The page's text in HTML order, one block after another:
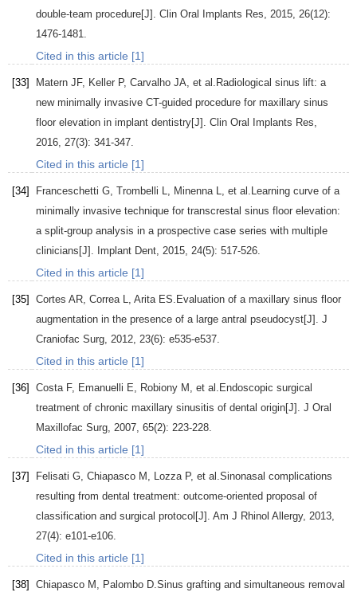
double-team procedure[J]. Clin Oral Implants Res, 2015, 26(12):
1476-1481.
Cited in this article [1]
[33] Matern JF, Keller P, Carvalho JA, et al.Radiological sinus lift: a
new minimally invasive CT-guided procedure for maxillary sinus
floor elevation in implant dentistry[J]. Clin Oral Implants Res,
2016, 27(3): 341-347.
Cited in this article [1]
[34] Franceschetti G, Trombelli L, Minenna L, et al.Learning curve of a
minimally invasive technique for transcrestal sinus floor elevation:
a split-group analysis in a prospective case series with multiple
clinicians[J]. Implant Dent, 2015, 24(5): 517-526.
Cited in this article [1]
[35] Cortes AR, Correa L, Arita ES.Evaluation of a maxillary sinus floor
augmentation in the presence of a large antral pseudocyst[J]. J
Craniofac Surg, 2012, 23(6): e535-e537.
Cited in this article [1]
[36] Costa F, Emanuelli E, Robiony M , et al.Endoscopic surgical
treatment of chronic maxillary sinusitis of dental origin[J]. J Oral
Maxillofac Surg, 2007, 65(2): 223-228.
Cited in this article [1]
[37] Felisati G, Chiapasco M , Lozza P, et al.Sinonasal complications
resulting from dental treatment: outcome-oriented proposal of
classification and surgical protocol[J]. Am J Rhinol Allergy, 2013,
27(4): e101-e106.
Cited in this article [1]
[38] Chiapasco M , Palombo D.Sinus grafting and simultaneous removal